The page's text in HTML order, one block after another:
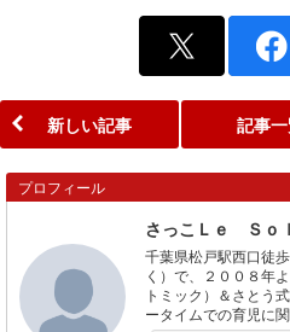
新しい記事 記事
プロフィール
さっこＬｅ Ｓｏ
千葉県松戸駅西口徒
く）で、２００８年
トミック）＆さとう
ータイムでの育児に